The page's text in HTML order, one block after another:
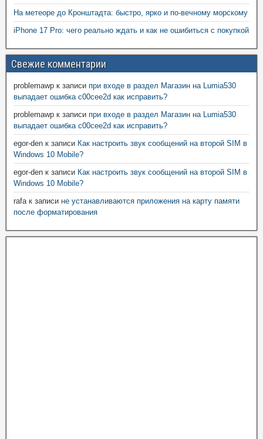
На метеоре до Кронштадта: быстро, ярко и по-вечному морскому
iPhone 17 Pro: чего реально ждать и как не ошибиться с покупкой
Свежие комментарии
problemawp к записи при входе в раздел Магазин на Lumia530
выпадает ошибка c00cee2d как исправить?
problemawp к записи при входе в раздел Магазин на Lumia530
выпадает ошибка c00cee2d как исправить?
egor-den к записи Как настроить звук сообщений на второй SIM в
Windows 10 Mobile?
egor-den к записи Как настроить звук сообщений на второй SIM в
Windows 10 Mobile?
rafaк записи не устанавливаются приложения на карту памяти
после форматирования